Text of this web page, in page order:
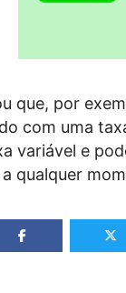
que, por
com uma
variável e
qualquer